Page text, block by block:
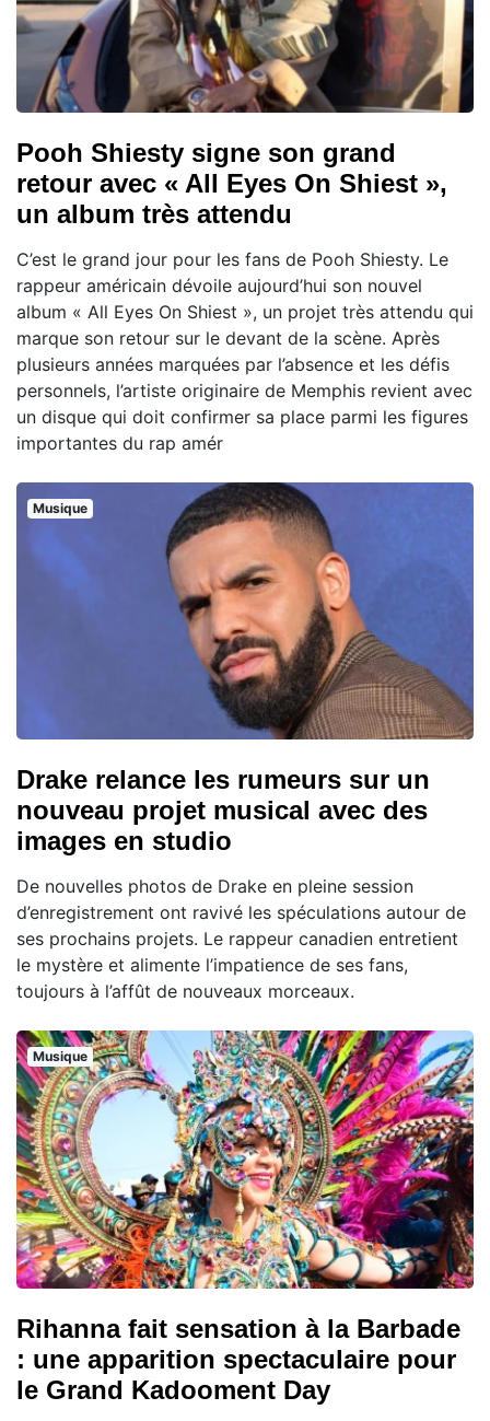
Pooh Shiesty signe son grand
retour avec « All Eyes On Shiest »,
un album très attendu
C’est le grand jour pour les fans de Pooh Shiesty. Le
rappeur américain dévoile aujourd’hui son nouvel
album « All Eyes On Shiest », un projet très attendu qui
marque son retour sur le devant de la scène. Après
plusieurs années marquées par l’absence et les défis
personnels, l’artiste originaire de Memphis revient avec
un disque qui doit confirmer sa place parmi les figures
importantes du rap amér
Musique
Drake relance les rumeurs sur un
nouveau projet musical avec des
images en studio
De nouvelles photos de Drake en pleine session
d’enregistrement ont ravivé les spéculations autour de
ses prochains projets. Le rappeur canadien entretient
le mystère et alimente l’impatience de ses fans,
toujours à l’affût de nouveaux morceaux.
Musique
Rihanna fait sensation à la Barbade
: une apparition spectaculaire pour
le Grand Kadooment Day